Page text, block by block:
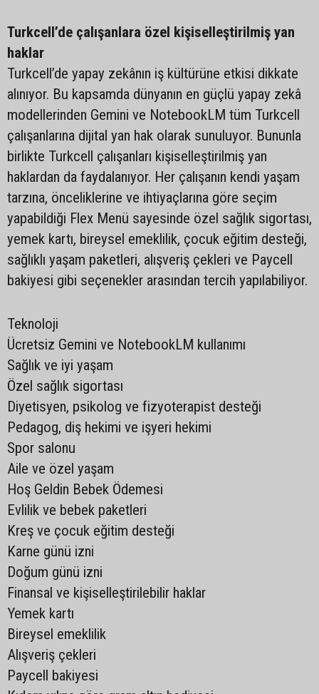
Turkcell’de çalışanlara özel kişiselleştirilmiş yan
haklar
Turkcell’de yapay zekânın iş kültürüne etkisi dikkate
alınıyor. Bu kapsamda dünyanın en güçlü yapay zekâ
modellerinden Gemini ve NotebookLM tüm Turkcell
çalışanlarına dijital yan hak olarak sunuluyor. Bununla
birlikte Turkcell çalışanları kişiselleştirilmiş yan
haklardan da faydalanıyor. Her çalışanın kendi yaşam
tarzına, önceliklerine ve ihtiyaçlarına göre seçim
yapabildiği Flex Menü sayesinde özel sağlık sigortası,
yemek kartı, bireysel emeklilik, çocuk eğitim desteği,
sağlıklı yaşam paketleri, alışveriş çekleri ve Paycell
bakiyesi gibi seçenekler arasından tercih yapılabiliyor.
Teknoloji
Ücretsiz Gemini ve NotebookLM kullanımı
Sağlık ve iyi yaşam
Özel sağlık sigortası
Diyetisyen, psikolog ve fizyoterapist desteği
Pedagog, diş hekimi ve işyeri hekimi
Spor salonu
Aile ve özel yaşam
Hoş Geldin Bebek Ödemesi
Evlilik ve bebek paketleri
Kreş ve çocuk eğitim desteği
Karne günü izni
Doğum günü izni
Finansal ve kişiselleştirilebilir haklar
Yemek kartı
Bireysel emeklilik
Alışveriş çekleri
Paycell bakiyesi